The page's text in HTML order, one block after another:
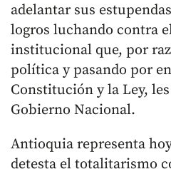
adelantar sus
logros luchando contra
institucional que, por
política y pasando por
Constitución y la Ley,
Gobierno Nacional.
Antioquia representa
detesta el totalitarismo